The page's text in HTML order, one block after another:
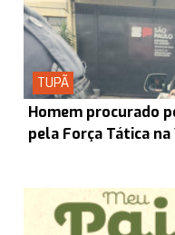
TUPÃ
Homem procurado
pela Força Tática